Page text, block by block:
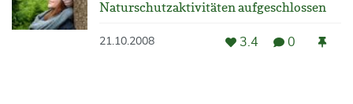
Naturschutzaktivitäten aufgeschlossen
21.10.2008 3.4 0